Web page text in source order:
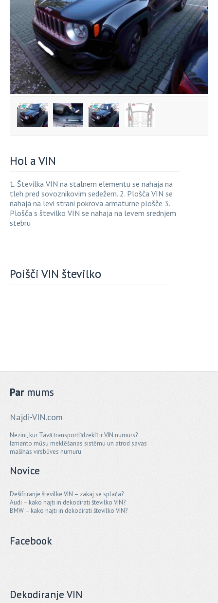
Hol a VIN
1. Številka VIN na stalnem elementu se nahaja na
tleh pred sovoznikovim sedežem. 2. Plošča VIN se
nahaja na levi strani pokrova armaturne plošče 3.
Plošča s številko VIN se nahaja na levem srednjem
stebru
Poišči VIN številko
Parmums
Najdi-VIN.com
Nezini, kur Tavā transportlīdzeklī ir VIN numurs?
Izmanto mūsu meklēšanas sistēmu un atrod savas
mašīnas virsbūves numuru.
Novice
Dešifriranje številke VIN – zakaj se splača?
Audi – kako najti in dekodirati številko VIN?
BMW – kako najti in dekodirati številko VIN?
Facebook
Dekodiranje VIN